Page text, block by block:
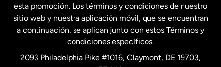
Nueva Zelanda
Países Bajos
esta promoción. Los términos y condiciones de nuestro
sitio web y nuestra aplicación móvil, que se encuentran
a continuación, se aplican junto con estos Términos y
condiciones específicos.
2093 Philadelphia Pike #1016, Claymont, DE 19703,